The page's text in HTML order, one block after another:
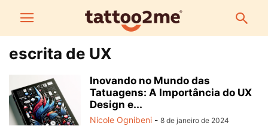
escrita de UX
Inovando no Mundo das
Tatuagens: A Importância do UX
Design e...
Nicole Ognibeni - 8 de janeiro de 2024